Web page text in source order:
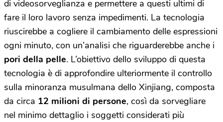
di videosorveglianza e permettere a questi ultimi di
fare il loro lavoro senza impedimenti. La tecnologia
riuscirebbe a cogliere il cambiamento delle espressioni
ogni minuto, con un’analisi che riguarderebbe anche i
pori della pelle. L’obiettivo dello sviluppo di questa
tecnologia è di approfondire ulteriormente il controllo
sulla minoranza musulmana dello Xinjiang, composta
da circa 12 milioni di persone, così da sorvegliare
nel minimo dettaglio i soggetti considerati più